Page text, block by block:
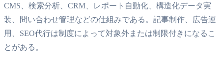
CMS、検索分析、CRM、レポート自動化、構造化データ実
装、問い合わせ管理などの仕組みである。記事制作、広告運
用、SEO代行は制度によって対象外または制限付きになるこ
とがある。